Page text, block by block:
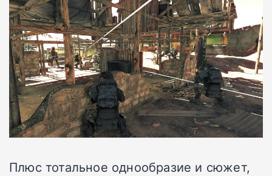
Плюс тотальное однообразие и сюжет,